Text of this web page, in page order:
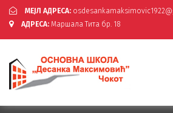
МЕЈЛ АДРЕСА:
АДРЕСА: Маршала Тита бр. 18